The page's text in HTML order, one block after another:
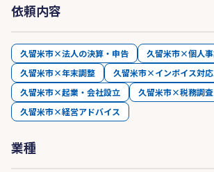
依頼内容
久留米市×法人の決算・申告
久留米市×個人
久留米市×年末調整
久留米市×インボイス対応
久留米市×起業・会社設立
久留米市×税務調査
久留米市×経営アドバイス
業種